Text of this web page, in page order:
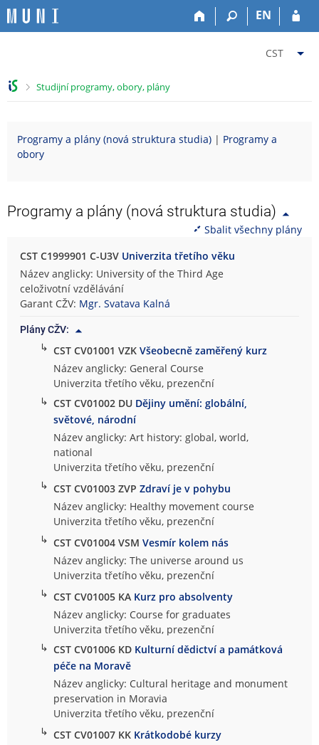
EN
CST
ě
f
l
C
e
o
i
v
e
r
z
t
í
s
t
u
a
>
Studijní programy, obory, plány
Programy a plány (nová struktura studia) | Programy a
obory
Programy a plány (nová struktura studia)
Sbalit všechny plány
CST C1999901 C-U3V Univerzita třetího věku
Název anglicky: University of the Third Age
celoživotní vzdělávání
Garant CŽV: Mgr. Svatava Kalná
Plány CŽV:
↳ CST CV01001 VZKVšeobecně zaměřený kurz
Název anglicky: General Course
Univerzita třetího věku, prezenční
↳ CST CV01002 DU Dějiny umění: globální,
světové, národní
Název anglicky: Art history: global, world,
national
Univerzita třetího věku, prezenční
↳ CST CV01003 ZVPZdraví je v pohybu
Název anglicky: Healthy movement course
Univerzita třetího věku, prezenční
↳ CST CV01004 VSMVesmír kolem nás
Název anglicky: The universe around us
Univerzita třetího věku, prezenční
↳ CST CV01005 KA Kurz pro absolventy
Název anglicky: Course for graduates
Univerzita třetího věku, prezenční
↳ CST CV01006 KD Kulturní dědictví a památková
péče na Moravě
Název anglicky: Cultural heritage and monument
preservation in Moravia
Univerzita třetího věku, prezenční
↳ CST CV01007 KK Krátkodobé kurzy